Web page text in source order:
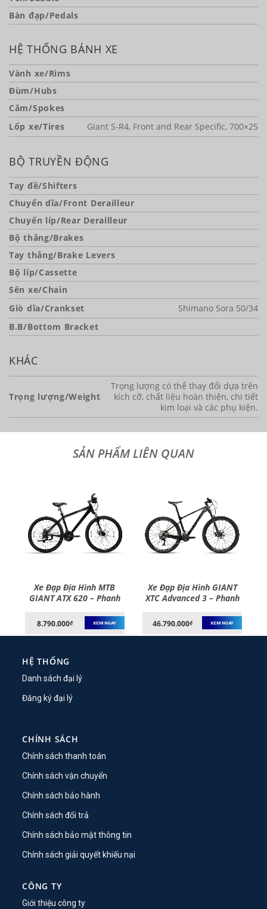
Bàn đạp/Pedals
HỆ THỐNG BÁNH XE
Vành xe/Rims
Đùm/Hubs
Căm/Spokes
Lốp xe/Tires
Giant S-R4, Front and Rear Specific, 700×25
BỘ TRUYỀN ĐỘNG
Tay đề/Shifters
Chuyển dĩa/Front Derailleur
Chuyển líp/Rear Derailleur
Bộ thắng/Brakes
Tay thắng/Brake Levers
Bộ líp/Cassette
Sên xe/Chain
Giò dĩa/Crankset
Shimano Sora 50/34
B.B/Bottom Bracket
KHÁC
Trọng lượng/Weight
Trọng lượng có thể thay đổi dựa trên
kích cỡ, chất liệu hoàn thiện, chi tiết
kim loại và các phụ kiện.
Xe Đạp Địa Hình MTB
GIANT ATX 620 – Phanh
8.790.000₫ XEM NGAY
Xe Đạp Địa Hình GIANT
XTC Advanced 3 – Phanh
2022
46.790.000₫ XEM NGAY
HỆ THỐNG
Danh sách đại lý
Đăng ký đại lý
CHÍNH SÁCH
Chính sách thanh toán
Chính sách vận chuyển
Chính sách bảo hành
Chính sách đổi trả
Chính sách bảo mật thông tin
Chính sách giải quyết khiếu nại
CÔNG TY
Giới thiệu công ty